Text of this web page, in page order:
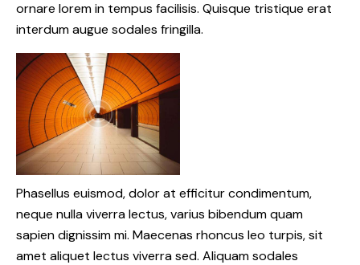
ornare lorem in tempus facilisis. Quisque tristique erat
interdum augue sodales fringilla.
Phasellus euismod, dolor at efficitur condimentum,
neque nulla viverra lectus, varius bibendum quam
sapien dignissim mi. Maecenas rhoncus leo turpis, sit
amet aliquet lectus viverra sed. Aliquam sodales